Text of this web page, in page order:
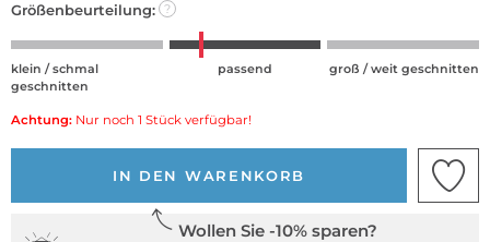
Größenbeurteilung: ?
klein / schmal
geschnitten
passend groß / weit geschnitten
Achtung: Nur noch 1 Stück verfügbar!
IN DEN WARENKORB
Wollen Sie -10% sparen?